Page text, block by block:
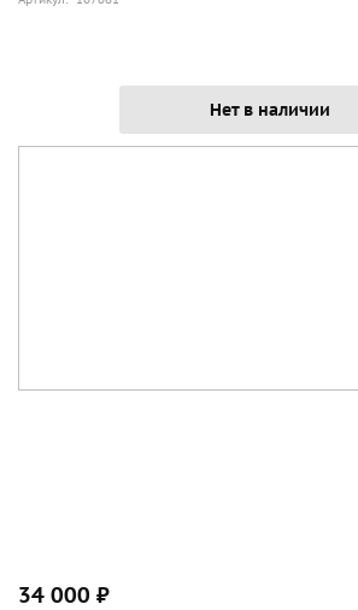
Нет в наличии
34 000 ₽